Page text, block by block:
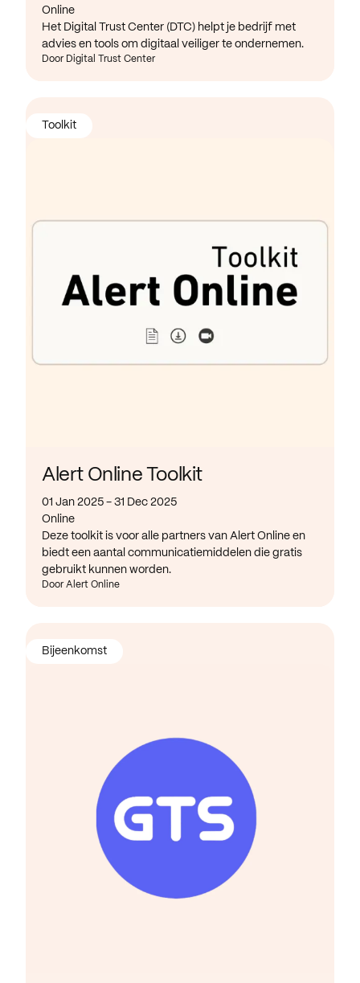
Online
Het Digital Trust Center (DTC) helpt je bedrijf met
advies en tools om digitaal veiliger te ondernemen.
Door Digital Trust Center
Alert Online Toolkit
01 Jan 2025 - 31 Dec 2025
Online
Deze toolkit is voor alle partners van Alert Online en
biedt een aantal communicatiemiddelen die gratis
gebruikt kunnen worden.
Door Alert Online
Toolkit
Bijeenkomst